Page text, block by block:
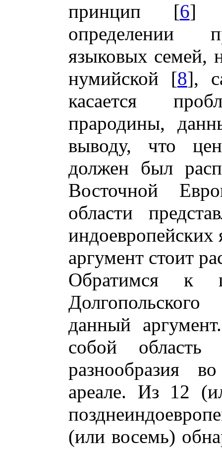
принцип [6]
определении
языковых семей,
нумийской [8],
касается
прародины,
выводу, что
должен был
Восточной
области
аргумент стоит
Обратимся к
данный
собой область
разнообразия
ареале. Из 12
(или восемь)